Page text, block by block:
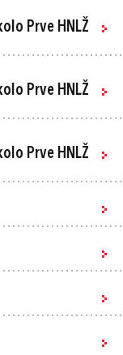
Prve HNLŽ
Prve HNLŽ
Prve HNLŽ